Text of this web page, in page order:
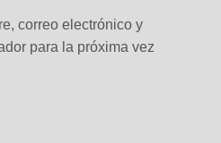
correo electrónico y
para la próxima vez